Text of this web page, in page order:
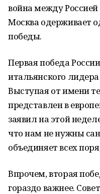
война между
Москва одерживает
победы.
Первая победа
итальянского
Выступая от имени
представлен в
заявил на этой
что нам не нужны
объединяет всех
Впрочем, вторая
гораздо важнее.